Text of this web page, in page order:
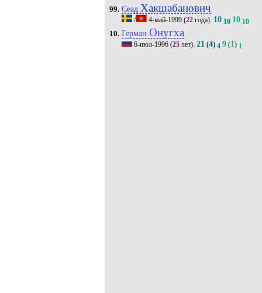
99. Сеад Хакшабанович
/ 4-май-1999(22года). 10 10 10 10
10. Герман Онугха
6-июл-1996(25лет). 21(4) 4 9(1) 1